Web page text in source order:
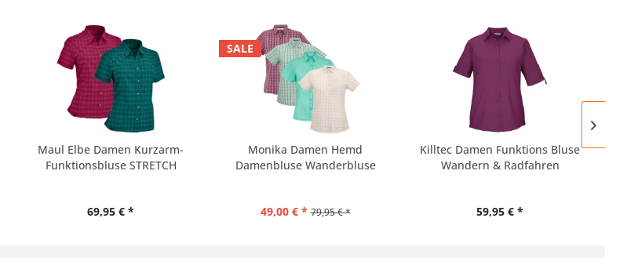
Maul Elbe Damen Kurzarm-
Funktionsbluse STRETCH
69,95 € *
SALE
Monika Damen Hemd
Damenbluse Wanderbluse
49,00 € * 79,95 € *
Killtec Damen Funktions Bluse
Wandern & Radfahren
59,95 € *